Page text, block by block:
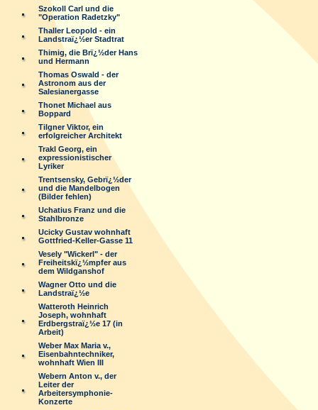
Szokoll Carl und die
"Operation Radetzky"
Thaller Leopold - ein
Landstraï¿½er Stadtrat
Thimig, die Brï¿½der Hans
und Hermann
Thomas Oswald - der
Astronom aus der
Salesianergasse
Thonet Michael aus
Boppard
Tilgner Viktor, ein
erfolgreicher Architekt
Trakl Georg, ein
expressionistischer
Lyriker
Trentsensky, Gebrï¿½der
und die Mandelbogen
(Bilder fehlen)
Uchatius Franz und die
Stahlbronze
Ucicky Gustav wohnhaft
Gottfried-Keller-Gasse 11
Vesely "Wickerl" - der
Freiheitskï¿½mpfer aus
dem Wildganshof
Wagner Otto und die
Landstraï¿½e
Watteroth Heinrich
Joseph, wohnhaft
Erdbergstraï¿½e 17 (in
Arbeit)
Weber Max Maria v.,
Eisenbahntechniker,
wohnhaft Wien III
Webern Anton v., der
Leiter der
Arbeitersymphonie-
Konzerte